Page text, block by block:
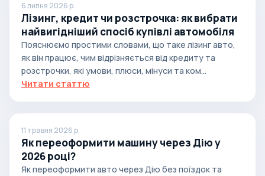
6 липня 2026 р.
Лізинг, кредит чи розстрочка: як вибрати
найвигідніший спосіб купівлі автомобіля
Пояснюємо простими словами, що таке лізинг авто,
як він працює, чим відрізняється від кредиту та
розстрочки, які умови, плюси, мінуси та ком...
Читати статтю
11 травня 2026 р.
Як переоформити машину через Дію у
2026 році?
Як переоформити авто через Дію без поїздок та